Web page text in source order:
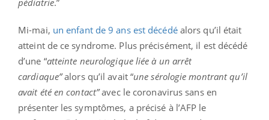
pédiatrie.”
Mi-mai, un enfant de 9 ans est décédéalors qu’il était
atteint de ce syndrome. Plus précisément, il est décédé
d’une “atteinte neurologique liée à un arrêt
cardiaque”alors qu’il avait “une sérologie montrant qu’il
avait été en contact”avec le coronavirus sans en
présenter les symptômes, a précisé à l’AFP le